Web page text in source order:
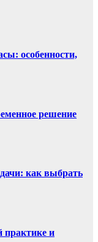
особенности,
решение
как выбрать
практике и